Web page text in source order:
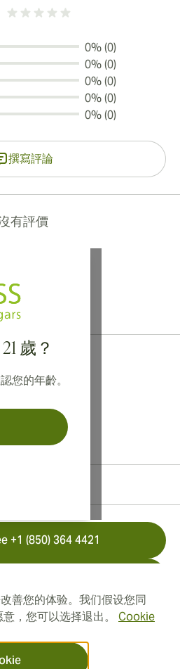
善您的体验。我们假设您同
，您可以选择退出。 Cookie
0% (0)
0% (0)
0% (0)
0% (0)
0% (0)
撰寫評論
有評價
歲？
您的年齡。
的國際運送服務！
+1 (850) 364 4421